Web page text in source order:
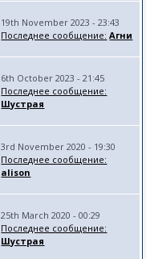
19th November 2023 - 23:43
Последнее сообщение: Агни
6th October 2023 - 21:45
Последнее сообщение:
Шустрая
3rd November 2020 - 19:30
Последнее сообщение:
alison
25th March 2020 - 00:29
Последнее сообщение:
Шустрая